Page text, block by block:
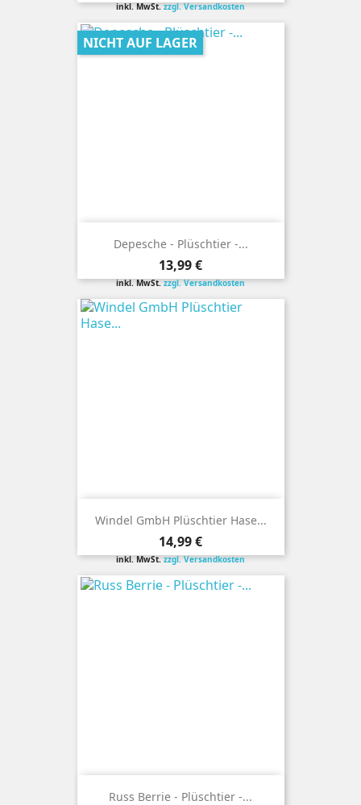
inkl. MwSt.zzgl. Versandkosten
Depesche - Plüschtier -...
Preis
13,99 €
inkl. MwSt.zzgl. Versandkosten
NICHT AUF LAGER
Windel GmbH Plüschtier Hase...
Preis
14,99 €
inkl. MwSt.zzgl. Versandkosten
Russ Berrie - Plüschtier -...